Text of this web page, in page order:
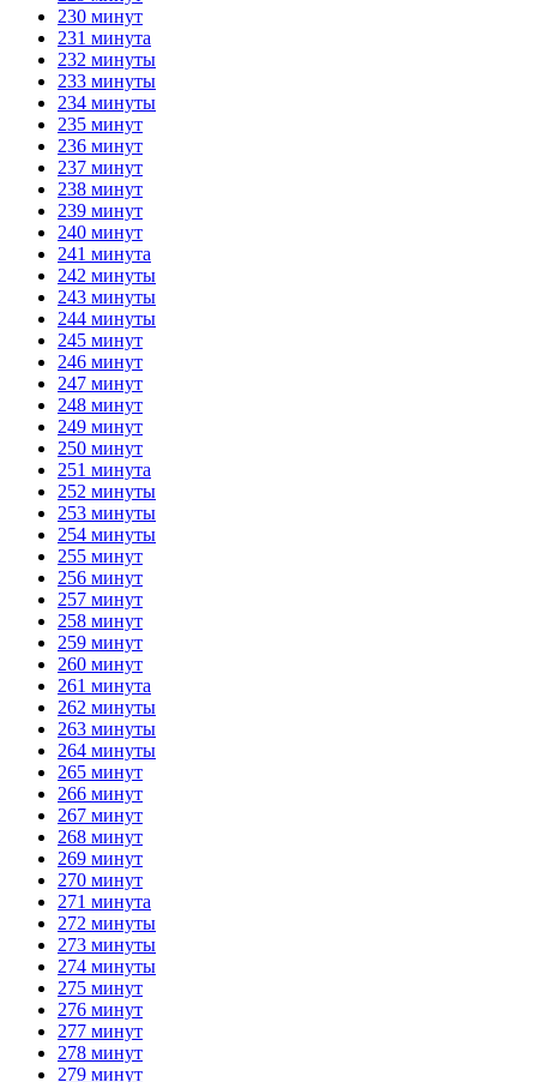
230 минут
231 минута
232 минуты
233 минуты
234 минуты
235 минут
236 минут
237 минут
238 минут
239 минут
240 минут
241 минута
242 минуты
243 минуты
244 минуты
245 минут
246 минут
247 минут
248 минут
249 минут
250 минут
251 минута
252 минуты
253 минуты
254 минуты
255 минут
256 минут
257 минут
258 минут
259 минут
260 минут
261 минута
262 минуты
263 минуты
264 минуты
265 минут
266 минут
267 минут
268 минут
269 минут
270 минут
271 минута
272 минуты
273 минуты
274 минуты
275 минут
276 минут
277 минут
278 минут
279 минут